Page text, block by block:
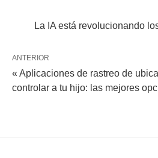
La IA está revolucionando
ANTERIOR
« Aplicaciones de rastreo de
controlar a tu hijo: las mejores